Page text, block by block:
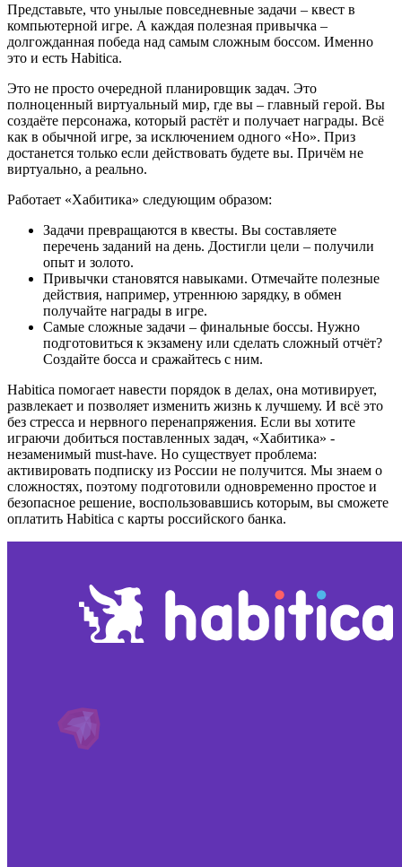
Представьте, что унылые повседневные задачи – квест в
компьютерной игре. А каждая полезная привычка –
долгожданная победа над самым сложным боссом. Именно
это и есть Habitica.
Это не просто очередной планировщик задач. Это
полноценный виртуальный мир, где вы – главный герой. Вы
создаёте персонажа, который растёт и получает награды. Всё
как в обычной игре, за исключением одного «Но». Приз
достанется только если действовать будете вы. Причём не
виртуально, а реально.
Работает «Хабитика» следующим образом:
Задачи превращаются в квесты. Вы составляете
перечень заданий на день. Достигли цели – получили
опыт и золото.
Привычки становятся навыками. Отмечайте полезные
действия, например, утреннюю зарядку, в обмен
получайте награды в игре.
Самые сложные задачи – финальные боссы. Нужно
подготовиться к экзамену или сделать сложный отчёт?
Создайте босса и сражайтесь с ним.
Habitica помогает навести порядок в делах, она мотивирует,
развлекает и позволяет изменить жизнь к лучшему. И всё это
без стресса и нервного перенапряжения. Если вы хотите
играючи добиться поставленных задач, «Хабитика» -
незаменимый must-have. Но существует проблема:
активировать подписку из России не получится. Мы знаем о
сложностях, поэтому подготовили одновременно простое и
безопасное решение, воспользовавшись которым, вы сможете
оплатить Habitica с карты российского банка.